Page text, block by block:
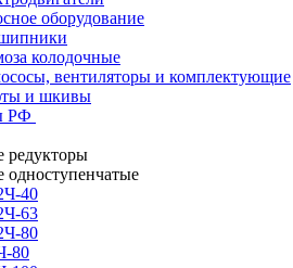
оборудование
колодочные
вентиляторы и комплектующие
и шкивы
РФ
редукторы
одноступенчатые
40
63
80
80